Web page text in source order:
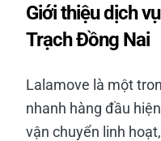
Giới thiệu dịch
Trạch Đồng Nai
Lalamove là một
nhanh hàng đầu
vận chuyển linh